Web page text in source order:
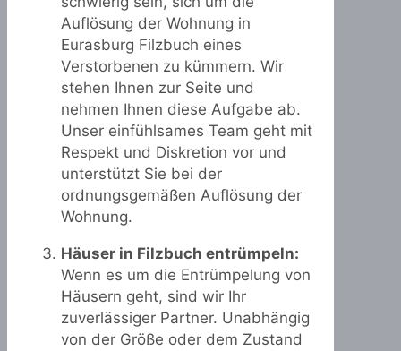
Auflösung der Wohnung in
Eurasburg Filzbuch eines
Verstorbenen zu kümmern. Wir
stehen Ihnen zur Seite und
nehmen Ihnen diese Aufgabe ab.
Unser einfühlsames Team geht mit
Respekt und Diskretion vor und
unterstützt Sie bei der
ordnungsgemäßen Auflösung der
Wohnung.
Häuser in Filzbuch entrümpeln:
Wenn es um die Entrümpelung von
Häusern geht, sind wir Ihr
zuverlässiger Partner. Unabhängig
von der Größe oder dem Zustand